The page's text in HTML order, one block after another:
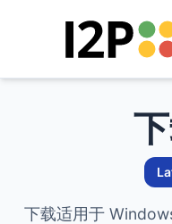
下载适用于